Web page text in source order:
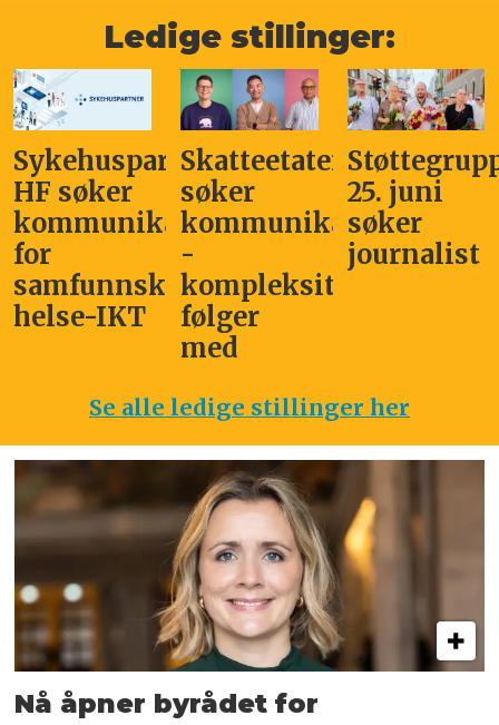
Ledige stillinger:
IKT
Skatteetaten
søker
kommunikasjonsleder
kompleksitet
følger
Støttegruppa
25. juni
søker
journalist
-
Se alle ledige stillinger her
Nå åpner byrådet for